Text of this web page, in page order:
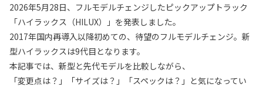
2026年5月28日、フルモデルチェンジしたピックアップトラック
「ハイラックス（HILUX）」を発表しました。
2017年国内再導入以降初めての、待望のフルモデルチェンジ。新
型ハイラックスは9代目となります。
本記事では、新型と先代モデルを比較しながら、
「変更点は？」「サイズは？」「スペックは？」と気になってい